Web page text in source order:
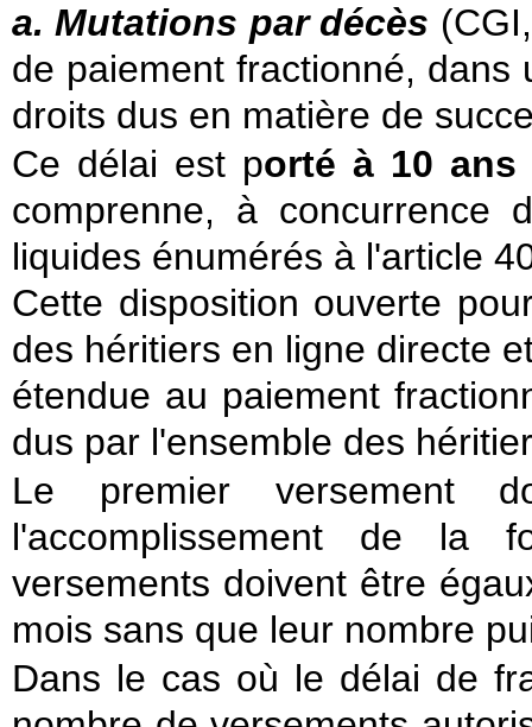
a. Mutations par décès
de paiement fractionné,
droits dus en matière de
Ce délai est porté à 10 ans
comprenne, à
liquides énumérés à l'article
Cette disposition ouverte
des héritiers en ligne directe
étendue au paiement
dus par l'ensemble des
Le premier versement
l'accomplissement de la
versements doivent être
mois sans que leur nombre
Dans le cas où le délai de